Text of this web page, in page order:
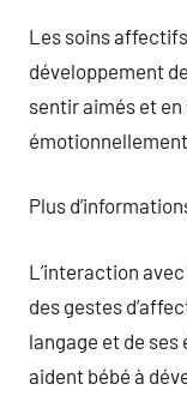
Les soins
développement
sentir aimés et
Plus
L’interaction
des gestes
langage et de
aident bébé à